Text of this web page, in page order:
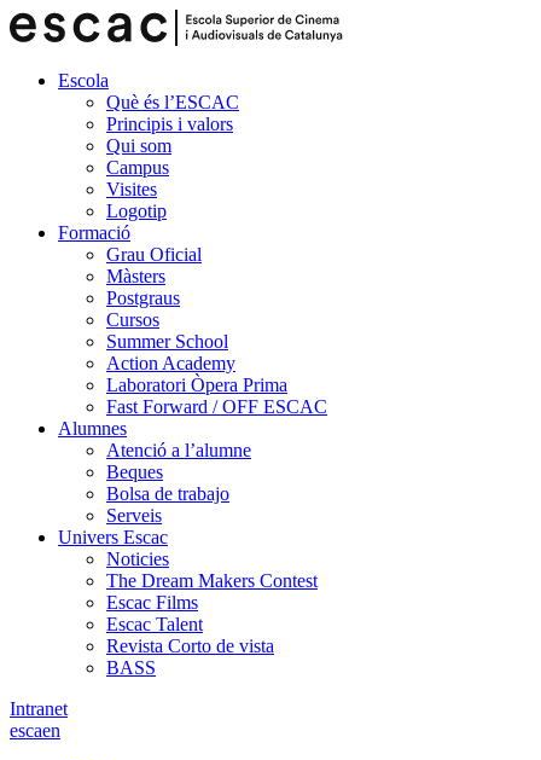
Escola
Què és l’ESCAC
Principis i valors
Qui som
Campus
Visites
Logotip
Formació
Grau Oficial
Màsters
Postgraus
Cursos
Summer School
Action Academy
Laboratori Òpera Prima
Fast Forward / OFF ESCAC
Alumnes
Atenció a l’alumne
Beques
Bolsa de trabajo
Serveis
Univers Escac
Noticies
The Dream Makers Contest
Escac Films
Escac Talent
Revista Corto de vista
BASS
Intranet
escaen